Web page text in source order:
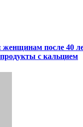
женщинам после 40
продукты с кальцием